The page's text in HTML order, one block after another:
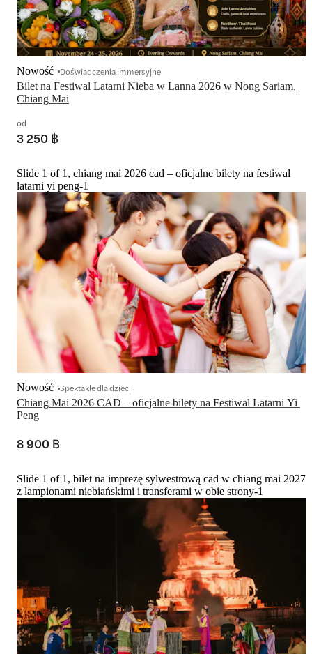
Bilet na Festiwal Latarni Nieba w Lanna 2026 w Nong Sariam,
Chiang Mai
Nowość Doświadczenia immersyjne
od
3 250 ฿
Slide 1 of 1, chiang mai 2026 cad – oficjalne bilety na festiwal
latarni yi peng-1
Chiang Mai 2026 CAD – oficjalne bilety na Festiwal Latarni Yi
Peng
Nowość Spektakle dla dzieci
8 900 ฿
Slide 1 of 1, bilet na imprezę sylwestrową cad w chiang mai 2027
z lampionami niebiańskimi i transferami w obie strony-1